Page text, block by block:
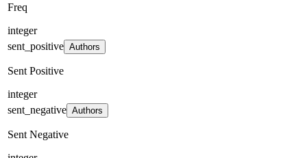
Freq
integer
sent_positive Authors
Sent Positive
integer
sent_negative Authors
Sent Negative